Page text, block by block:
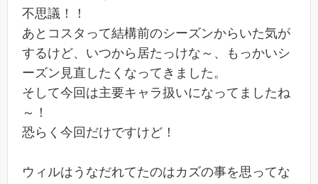
不思議！！
あとコスタって結構前のシーズンからいた気が
するけど、いつから居たっけな～、もっかいシ
ーズン見直したくなってきました。
そして今回は主要キャラ扱いになってましたね
～！
恐らく今回だけですけど！
ウィルはうなだれてたのはカズの事を思ってな